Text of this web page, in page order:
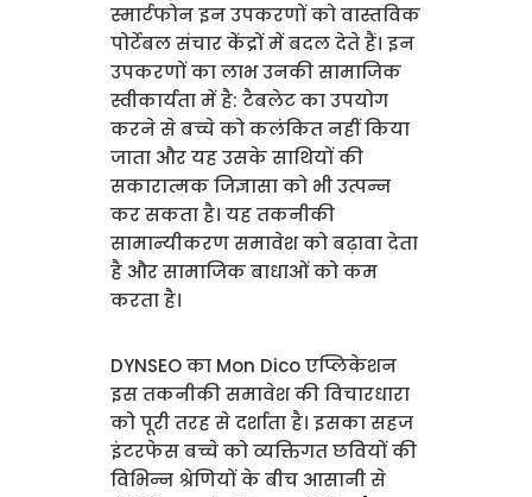
स्मार्टफोन इन उपकरणों को वास्तविक
पोर्टेबल संचार केंद्रों में बदल देते हैं। इन
उपकरणों का लाभ उनकी सामाजिक
स्वीकार्यता में है: टैबलेट का उपयोग
करने से बच्चे को कलंकित नहीं किया
जाता और यह उसके साथियों की
सकारात्मक जिज्ञासा को भी उत्पन्न
कर सकता है। यह तकनीकी
सामान्यीकरण समावेश को बढ़ावा देता
है और सामाजिक बाधाओं को कम
करता है।
DYNSEO का Mon Dico एप्लिकेशन
इस तकनीकी समावेश की विचारधारा
को पूरी तरह से दर्शाता है। इसका सहज
इंटरफेस बच्चे को व्यक्तिगत छवियों की
विभिन्न श्रेणियों के बीच आसानी से